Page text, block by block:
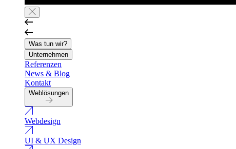
Was tun wir?
Unternehmen
Referenzen
News & Blog
Kontakt
Weblösungen
Webdesign
UI & UX Design